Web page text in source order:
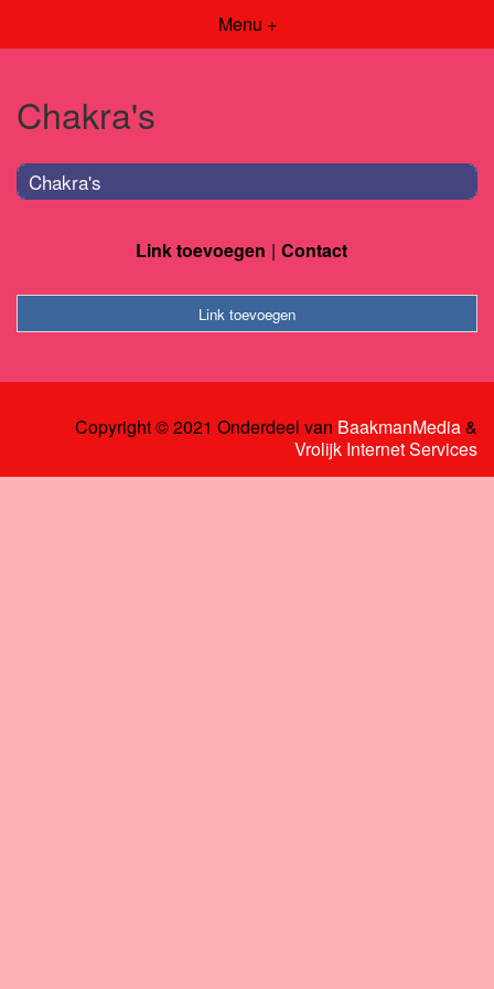
Menu +
Chakra's
Chakra's
Link toevoegen Contact
Link toevoegen
Copyright © 2021 Onderdeel van BaakmanMedia&
Vrolijk Internet Services